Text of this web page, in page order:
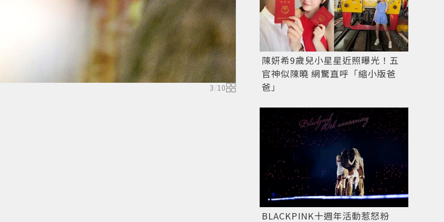
3/10
陳妍希9歲兒小星星近照曝光！五
官神似陳曉 網驚直呼「縮小版爸
爸」
BLACKPINK十週年活動惹怒粉